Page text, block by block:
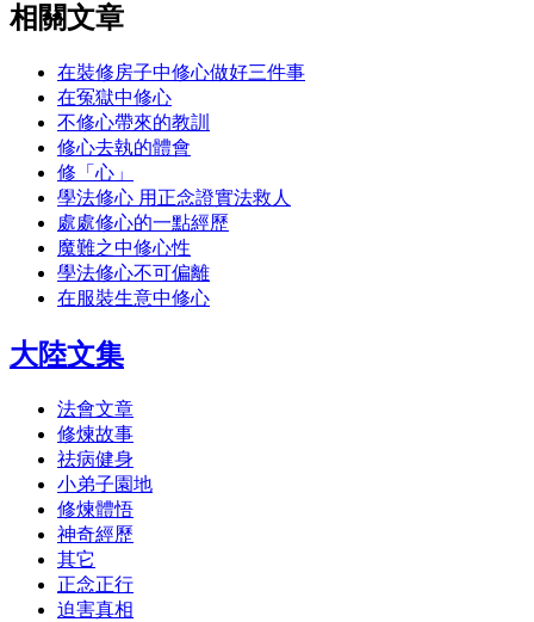
相關文章
在裝修房子中修心做好三件事
在冤獄中修心
不修心帶來的教訓
修心去執的體會
修「心」
學法修心 用正念證實法救人
處處修心的一點經歷
魔難之中修心性
學法修心不可偏離
在服裝生意中修心
大陸文集
法會文章
修煉故事
祛病健身
小弟子園地
修煉體悟
神奇經歷
其它
正念正行
迫害真相